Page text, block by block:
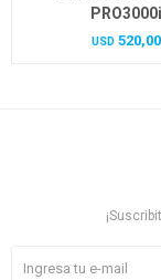
PRO3000i
USD 520,00